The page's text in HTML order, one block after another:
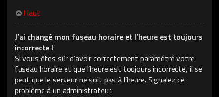
Haut
J’ai changé mon fuseau horaire et l’heure est toujours
incorrecte !
Si vous êtes sûr d’avoir correctement paramétré votre
fuseau horaire et que l’heure est toujours incorrecte, il se
peut que le serveur ne soit pas à l’heure. Signalez ce
problème à un administrateur.